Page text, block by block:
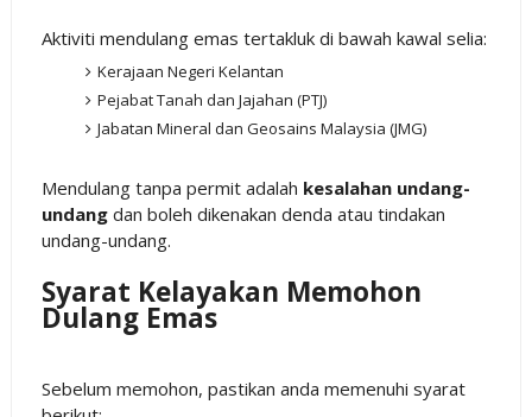
Aktiviti mendulang emas tertakluk di bawah kawal selia:
Kerajaan Negeri Kelantan
Pejabat Tanah dan Jajahan (PTJ)
Jabatan Mineral dan Geosains Malaysia (JMG)
Mendulang tanpa permit adalah kesalahan undang-
undangdan boleh dikenakan denda atau tindakan
undang-undang.
Syarat Kelayakan Memohon
Dulang Emas
Sebelum memohon, pastikan anda memenuhi syarat